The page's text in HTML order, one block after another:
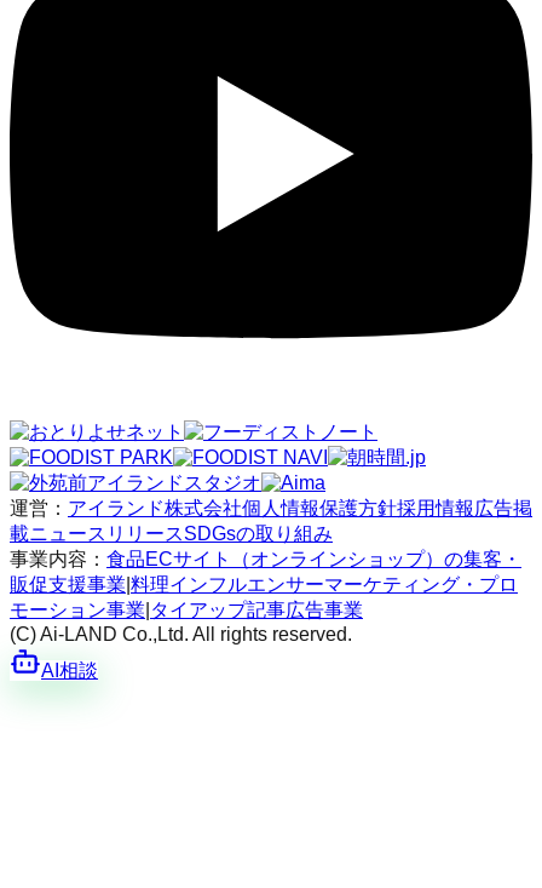
運営： アイランド株式会社個人情報保護方針採用情報 広告掲
載ニュースリリースSDGsの取り組み
事業内容： 食品ECサイト（オンラインショップ）の集客・
販促支援事業 料理インフルエンサーマーケティング・プロ
モーション事業 タイアップ記事広告事業
(C) Ai-LAND Co.,Ltd. All rights reserved.
AI相談